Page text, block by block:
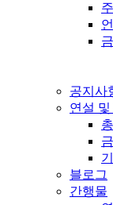
공지사
연설 및
블로그
간행물